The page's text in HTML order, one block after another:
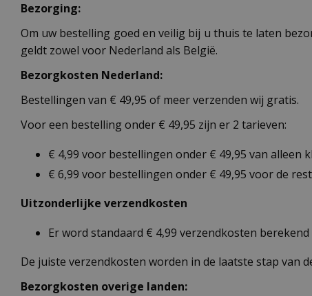
Bezorging:
Om uw bestelling goed en veilig bij u thuis te laten
geldt zowel voor Nederland als België.
Bezorgkosten Nederland:
Bestellingen van € 49,95 of meer verzenden wij gratis.
Voor een bestelling onder € 49,95 zijn er 2 tarieven:
€ 4,99 voor bestellingen onder € 49,95 van alleen
€ 6,99 voor bestellingen onder € 49,95 voor de
Uitzonderlijke verzendkosten
Er word standaard € 4,99 verzendkosten
De juiste verzendkosten worden in de laatste stap van
Bezorgkosten overige landen: